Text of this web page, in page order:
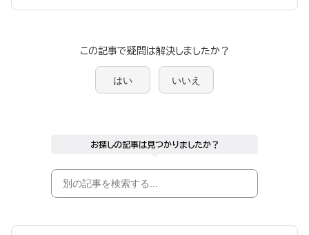
この記事で疑問は解決しましたか？
はい いいえ
お探しの記事は見つかりましたか？